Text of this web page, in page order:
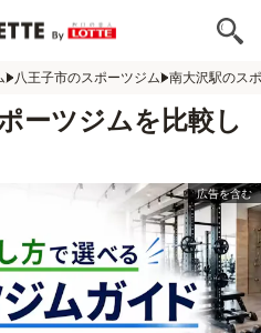
八王子市のスポーツジム 南大沢駅のス
ーツジムを比較し